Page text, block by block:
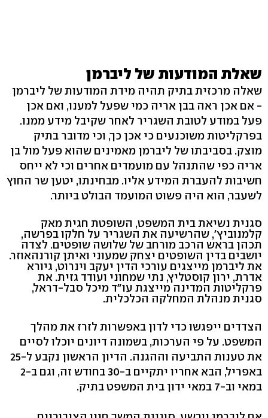
שאלת המודעות של ליברמן
שאלה מרכזית בתיק תהיה מידת המודעות של ליברמן
- אם אכן ראה בבן אריה כמי שפעל למענו, ואם אכן
פעל במודע לטובת השגריר לאחר שקיבל מידע ממנו.
בפרקליטות משוכנעים כי אכן כך, וכי מדובר בתיק
מוצק. בסביבתו של ליברמן מאמינים שהוא פעל מול בן
אריה כפי שהתנהל עם מועמדים אחרים וכי לא ייחס
חשיבות להעברת המידע אליו. מבחינתו, יטען שר החוץ
לשעבר, הוא היה פשוט המועמד הבולט ביותר.
סגנית נשיאת בית המשפט, השופטת חגית מאק
קלמנוביץ', שהרשיעה את השגריר על חלקו בפרשה,
תכהן בראש הרכב מורחב של שלושה שופטים. לצדה
יושבים בדין השופטים יצחק שמעוני ואיתן קורנהאוזר.
את ליברמן מייצגים עורכי הדין יעקב וינרוט, גיורא
אדרת, ירון קוסטליץ, נתי שמחוני ועודד גזית. את
פרקליטות המדינה מייצגת עו"ד מיכל סבל-דראל,
סגנית מנהלת המחלקה הכלכלית.
הצדדים ייפגשו כדי לדון באפשרות לזרז את מהלך
המשפט. על פי הערכות, בשמונה דיונים יוכלו לסיים
את טענות התביעה וההגנה. הדיון הראשון נקבע ל-25
באפריל, הבא אחריו יתקיים ב-30 בחודש זה, וגם ב-2
במאי וב-7 במאי ידון בית המשפט בתיק.